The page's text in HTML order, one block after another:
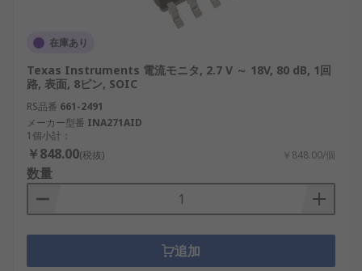
在庫あり
Texas Instruments 電流モニタ, 2.7 V ～ 18V, 80 dB, 1回
路, 表面, 8ピン, SOIC
RS品番 661-2491
メーカー型番 INA271AID
1個小計：
￥848.00(税抜) ￥848.00/個
数量
追加